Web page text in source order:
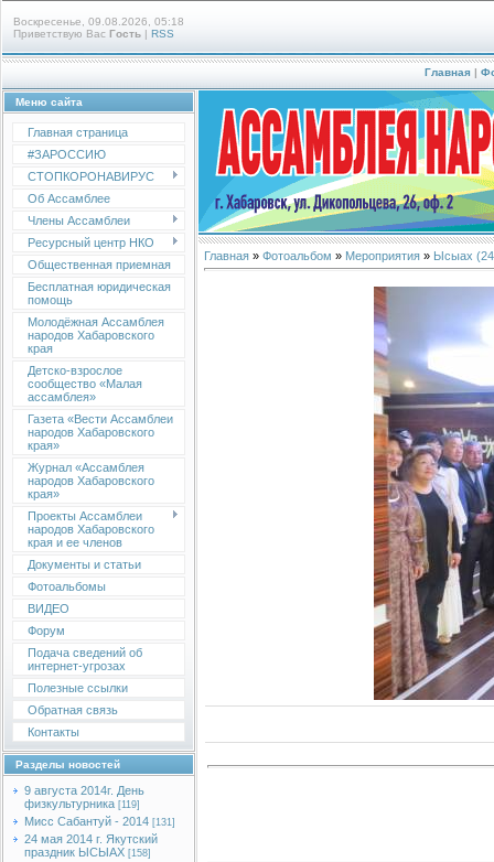
Воскресенье, 09.08.2026, 05:18
Приветствую Вас Гость | RSS
Главная |
Меню сайта
Главная страница
#ЗАРОССИЮ
СТОПКОРОНАВИРУС
Об Ассамблее
Члены Ассамблеи
Ресурсный центр НКО
Общественная приемная
Бесплатная юридическая
помощь
Молодёжная Ассамблея
народов Хабаровского
края
Детско-взрослое
сообщество «Малая
ассамблея»
Газета «Вести Ассамблеи
народов Хабаровского
края»
Журнал «Ассамблея
народов Хабаровского
края»
Проекты Ассамблеи
народов Хабаровского
края и ее членов
Документы и статьи
Фотоальбомы
ВИДЕО
Форум
Подача сведений об
интернет-угрозах
Полезные ссылки
Обратная связь
Контакты
Разделы новостей
9 августа 2014г. День
физкультурника [119]
Мисс Сабантуй - 2014 [131]
24 мая 2014 г. Якутский
праздник ЫСЫАХ [158]
Главная » Фотоальбом » Мероприятия » Ысыах (24